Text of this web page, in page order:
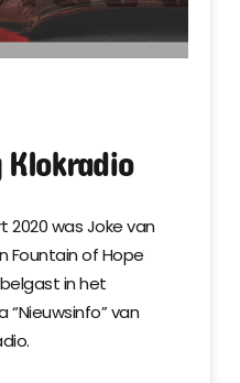
was Joke van
Fountain of Hope
in het
van